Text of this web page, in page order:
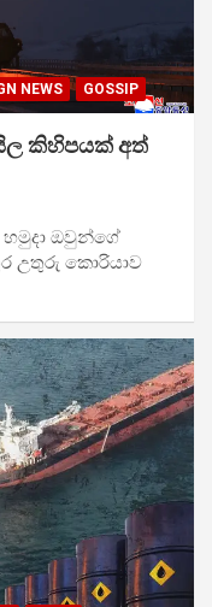
NEWS GOSSIP
කිහිපයක් අත්
ඔවුන්ගේ
උතුරු කොරියාව